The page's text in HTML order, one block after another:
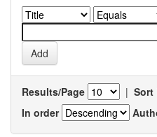
Results/Page | Sort
In order